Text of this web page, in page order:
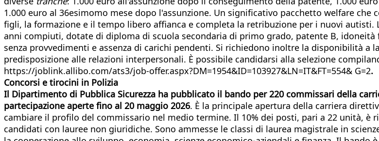
1.000 euro al 36esimomo mese dopo l'assunzione. Un significativo pacchetto welfare
figli, la formazione e il tempo libero affianca e completa la retribuzione per i nuovi autisti.
anni compiuti, dotate di diploma di scuola secondaria di primo grado, patente B,
senza provvedimenti e assenza di carichi pendenti. Si richiedono inoltre la disponibilità a
predisposizione alle relazioni interpersonali. È possibile candidarsi alla selezione
https://joblink.allibo.com/ats3/job-offer.aspx?DM=1954&ID=103927&LN=IT&FT=554& G=2.
Concorsi e tirocini in Polizia
Il Dipartimento di Pubblica Sicurezza ha pubblicato il bando per 220 commissari della
partecipazione aperte fino al 20 maggio 2026. È la principale apertura della carriera
cambiare il profilo del commissario nel medio termine. Il 10% dei posti, pari a 22 unità, è
candidati con lauree non giuridiche. Sono ammesse le classi di laurea magistrale in